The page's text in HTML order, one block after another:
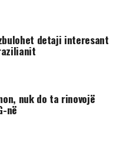
detaji interesant
nuk do ta rinovojë
në